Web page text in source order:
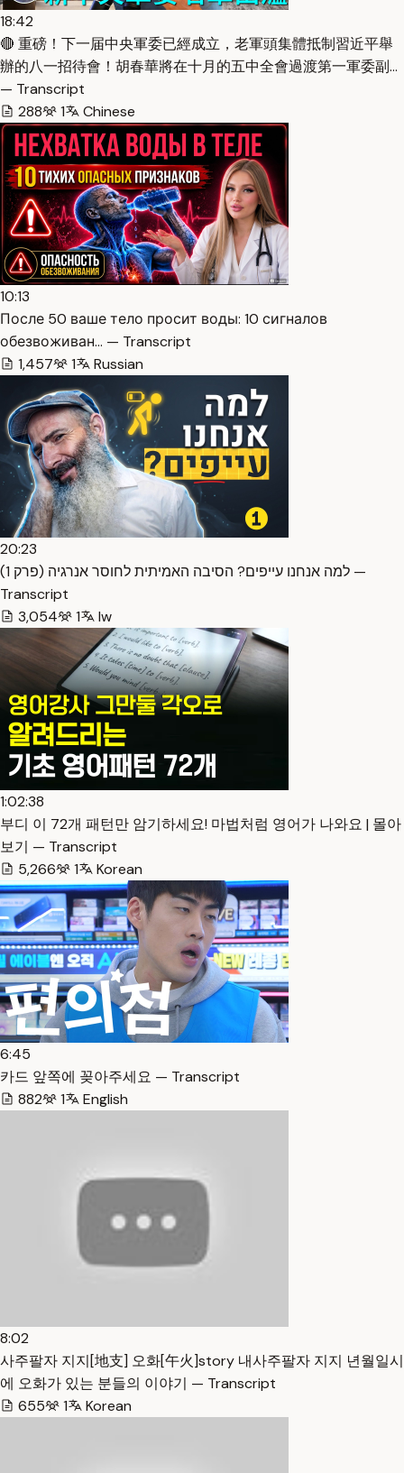
18:42
🔴 重磅！下一届中央軍委已經成立，老軍頭集體抵制習近平舉
辦的八一招待會！胡春華將在十月的五中全會過渡第一軍委副…
— Transcript
288
1 Chinese
10:13
После 50 ваше тело просит воды: 10 сигналов
обезвоживан… — Transcript
1,457
1 Russian
20:23
למה אנחנו עייפים? הסיבה האמיתית לחוסר אנרגיה (פרק 1) —
Transcript
3,054
1 Iw
1:02:38
부디 이 72개 패턴만 암기하세요! 마법처럼 영어가 나와요 | 몰아
보기 — Transcript
5,266
1 Korean
6:45
카드 앞쪽에 꽂아주세요 — Transcript
882
1 English
8:02
사주팔자 지지[地支] 오화[午火]story 내사주팔자 지지 년월일시
에 오화가 있는 분들의 이야기 — Transcript
655
1 Korean